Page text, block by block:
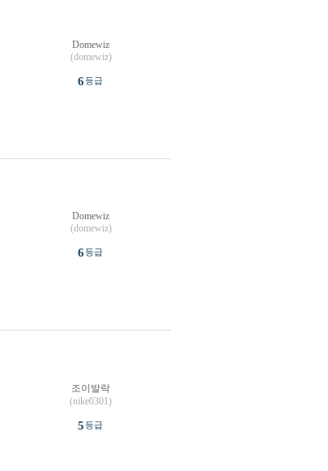
Domewiz
(domewiz)
6등급
Domewiz
(domewiz)
6등급
조이발락
(nike0301)
5등급